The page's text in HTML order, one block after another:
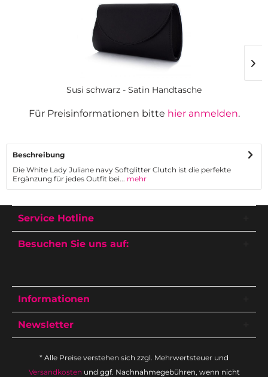
Susi schwarz - Satin Handtasche
Für Preisinformationen bitte hier anmelden.
Beschreibung
Die White Lady Juliane navy Softglitter Clutch ist die perfekte
Ergänzung für jedes Outfit bei... mehr
Service Hotline
Besuchen Sie uns auf:
Informationen
Newsletter
* Alle Preise verstehen sich zzgl. Mehrwertsteuer und
Versandkosten und ggf. Nachnahmegebühren, wenn nicht